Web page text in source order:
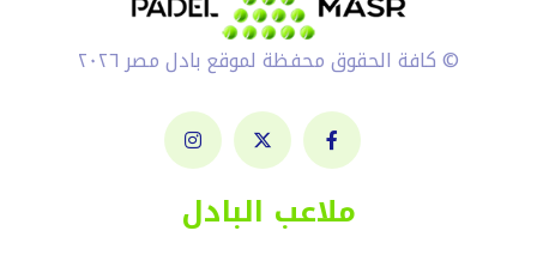
© كافة الحقوق محفظة لموقع بادل مصر ٢٠٢٦
ملاعب البادل